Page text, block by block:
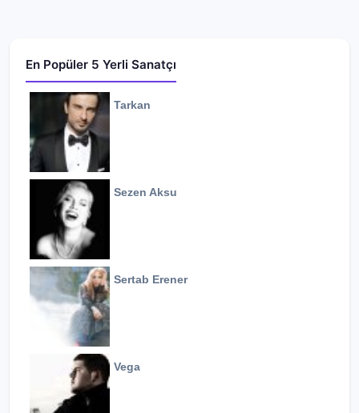
En Popüler 5 Yerli Sanatçı
Tarkan
Sezen Aksu
Sertab Erener
Vega